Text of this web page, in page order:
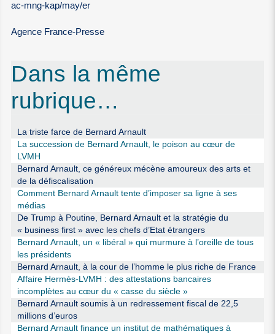
ac-mng-kap/may/er
Agence France-Presse
Dans la même
rubrique…
La triste farce de Bernard Arnault
La succession de Bernard Arnault, le poison au cœur de
LVMH
Bernard Arnault, ce généreux mécène amoureux des arts et
de la défiscalisation
Comment Bernard Arnault tente d’imposer sa ligne à ses
médias
De Trump à Poutine, Bernard Arnault et la stratégie du
« business first » avec les chefs d’Etat étrangers
Bernard Arnault, un « libéral » qui murmure à l’oreille de tous
les présidents
Bernard Arnault, à la cour de l’homme le plus riche de France
Affaire Hermès-LVMH : des attestations bancaires
incomplètes au cœur du « casse du siècle »
Bernard Arnault soumis à un redressement fiscal de 22,5
millions d’euros
Bernard Arnault finance un institut de mathématiques à